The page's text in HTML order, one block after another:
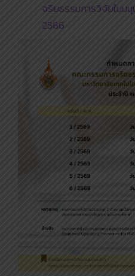
จริยธรรมการวิจัยในม
2566